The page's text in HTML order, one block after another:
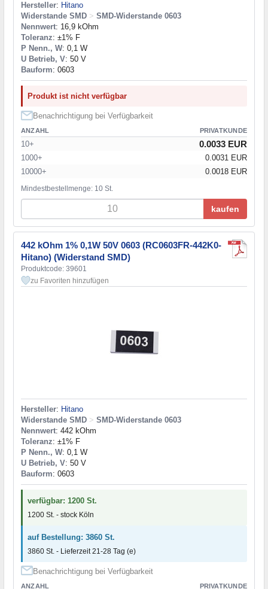
Hersteller: Hitano
Widerstande SMD > SMD-Widerstande 0603
Nennwert: 16,9 kOhm
Toleranz: ±1% F
P Nenn., W: 0,1 W
U Betrieb, V: 50 V
Bauform: 0603
Produkt ist nicht verfügbar
Benachrichtigung bei Verfügbarkeit
ANZAHL PRIVATKUNDE
10+ 0.0033 EUR
1000+
0.0031 EUR
10000+
0.0018 EUR
Mindestbestellmenge: 10 St.
kaufen
442 kOhm 1% 0,1W 50V 0603 (RC0603FR-442K0-
Hitano) (Widerstand SMD)
Produktcode: 39601
zu Favoriten hinzufügen
Hersteller: Hitano
Widerstande SMD > SMD-Widerstande 0603
Nennwert: 442 kOhm
Toleranz: ±1% F
P Nenn., W: 0,1 W
U Betrieb, V: 50 V
Bauform: 0603
verfügbar: 1200 St.
1200 St. - stock Köln
auf Bestellung: 3860 St.
3860 St. - Lieferzeit 21-28 Tag (e)
Benachrichtigung bei Verfügbarkeit
ANZAHL PRIVATKUNDE